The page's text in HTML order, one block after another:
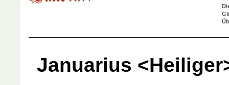
Januarius